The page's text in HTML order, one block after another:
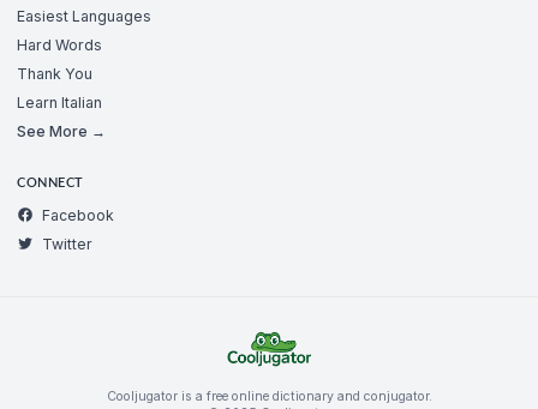
Easiest Languages
Hard Words
Thank You
Learn Italian
See More →
CONNECT
Facebook
Twitter
Cooljugator is a free online dictionary and conjugator.